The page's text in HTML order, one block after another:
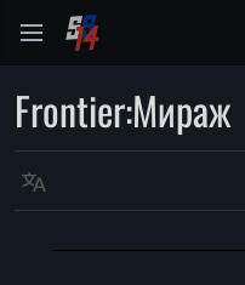
Frontier:Мираж
Язык